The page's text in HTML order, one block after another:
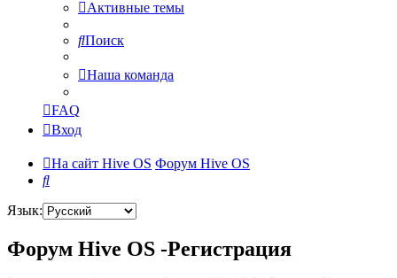
Активные темы
Поиск
Наша команда
FAQ
Вход
На сайт Hive OS Форум Hive OS
Поиск
Язык:
Форум Hive OS -Регистрация